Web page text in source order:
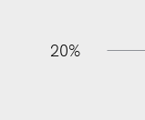
20%